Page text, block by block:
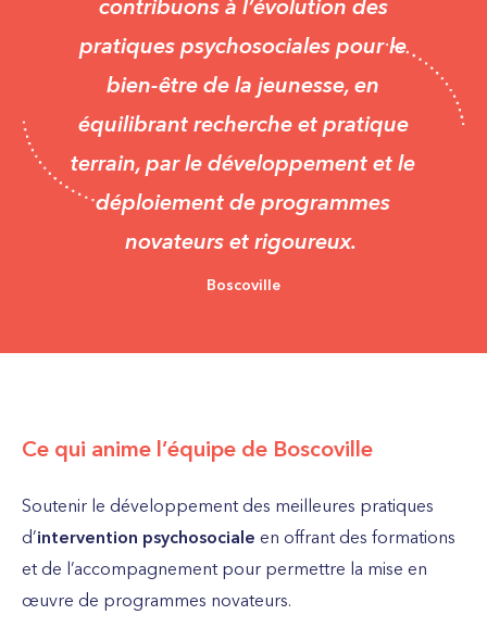
contribuons à l’évolution des
pratiques psychosociales pour le
bien-être de la jeunesse, en
équilibrant recherche et pratique
terrain, par le développement et le
déploiement de programmes
novateurs et rigoureux.
Boscoville
Ce qui anime l’équipe de Boscoville
Soutenir le développement des meilleures pratiques
d’intervention psychosociale en offrant des formations
et de l’accompagnement pour permettre la mise en
œuvre de programmes novateurs.